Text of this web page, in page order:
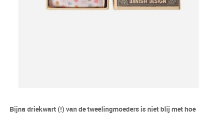
Bijna driekwart (!) van de tweelingmoeders is niet blij met hoe